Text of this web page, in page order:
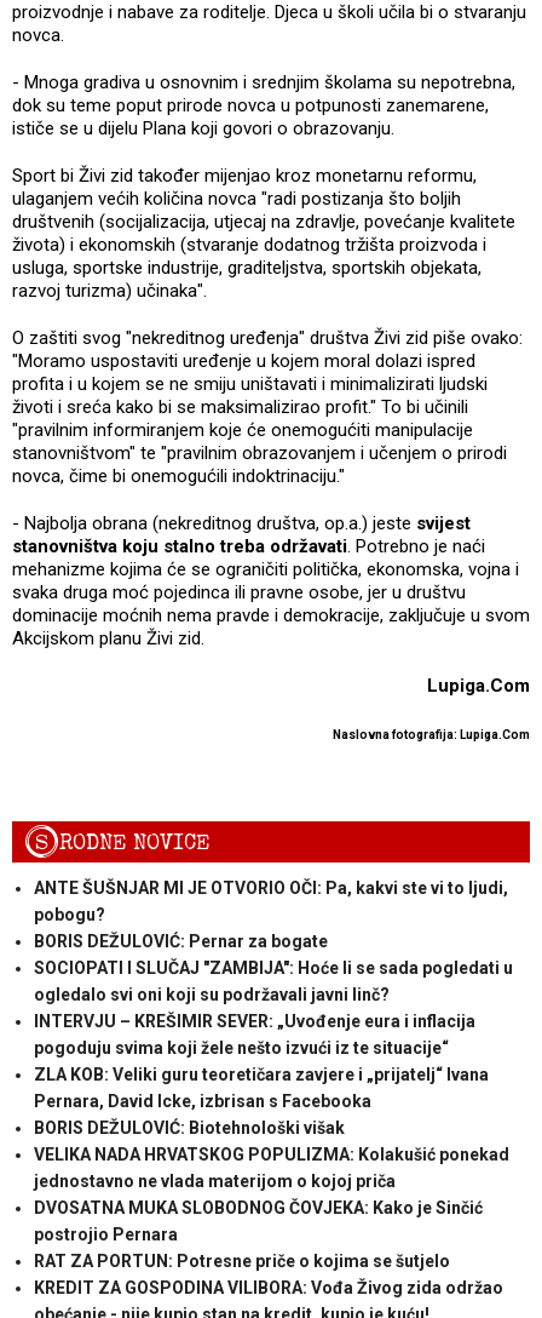
proizvodnje i nabave za roditelje. Djeca u školi učila bi o stvaranju
novca.
- Mnoga gradiva u osnovnim i srednjim školama su nepotrebna,
dok su teme poput prirode novca u potpunosti zanemarene,
ističe se u dijelu Plana koji govori o obrazovanju.
Sport bi Živi zid također mijenjao kroz monetarnu reformu,
ulaganjem većih količina novca "radi postizanja što boljih
društvenih (socijalizacija, utjecaj na zdravlje, povećanje kvalitete
života) i ekonomskih (stvaranje dodatnog tržišta proizvoda i
usluga, sportske industrije, graditeljstva, sportskih objekata,
razvoj turizma) učinaka".
O zaštiti svog "nekreditnog uređenja" društva Živi zid piše ovako:
"Moramo uspostaviti uređenje u kojem moral dolazi ispred
profita i u kojem se ne smiju uništavati i minimalizirati ljudski
životi i sreća kako bi se maksimalizirao profit." To bi učinili
"pravilnim informiranjem koje će onemogućiti manipulacije
stanovništvom" te "pravilnim obrazovanjem i učenjem o prirodi
novca, čime bi onemogućili indoktrinaciju."
- Najbolja obrana (nekreditnog društva, op.a.) jeste svijest
stanovništva koju stalno treba održavati. Potrebno je naći
mehanizme kojima će se ograničiti politička, ekonomska, vojna i
svaka druga moć pojedinca ili pravne osobe, jer u društvu
dominacije moćnih nema pravde i demokracije, zaključuje u svom
Akcijskom planu Živi zid.
Lupiga.Com
Naslovna fotografija: Lupiga.Com
SRODNE NOVICE
ANTE ŠUŠNJAR MI JE OTVORIO OČI: Pa, kakvi ste vi to ljudi,
pobogu?
BORIS DEŽULOVIĆ: Pernar za bogate
SOCIOPATI I SLUČAJ "ZAMBIJA": Hoće li se sada pogledati u
ogledalo svi oni koji su podržavali javni linč?
INTERVJU – KREŠIMIR SEVER: „Uvođenje eura i inflacija
pogoduju svima koji žele nešto izvući iz te situacije“
ZLA KOB: Veliki guru teoretičara zavjere i „prijatelj“ Ivana
Pernara, David Icke, izbrisan s Facebooka
BORIS DEŽULOVIĆ: Biotehnološki višak
VELIKA NADA HRVATSKOG POPULIZMA: Kolakušić ponekad
jednostavno ne vlada materijom o kojoj priča
DVOSATNA MUKA SLOBODNOG ČOVJEKA: Kako je Sinčić
postrojio Pernara
RAT ZA PORTUN: Potresne priče o kojima se šutjelo
KREDIT ZA GOSPODINA VILIBORA: Vođa Živog zida održao